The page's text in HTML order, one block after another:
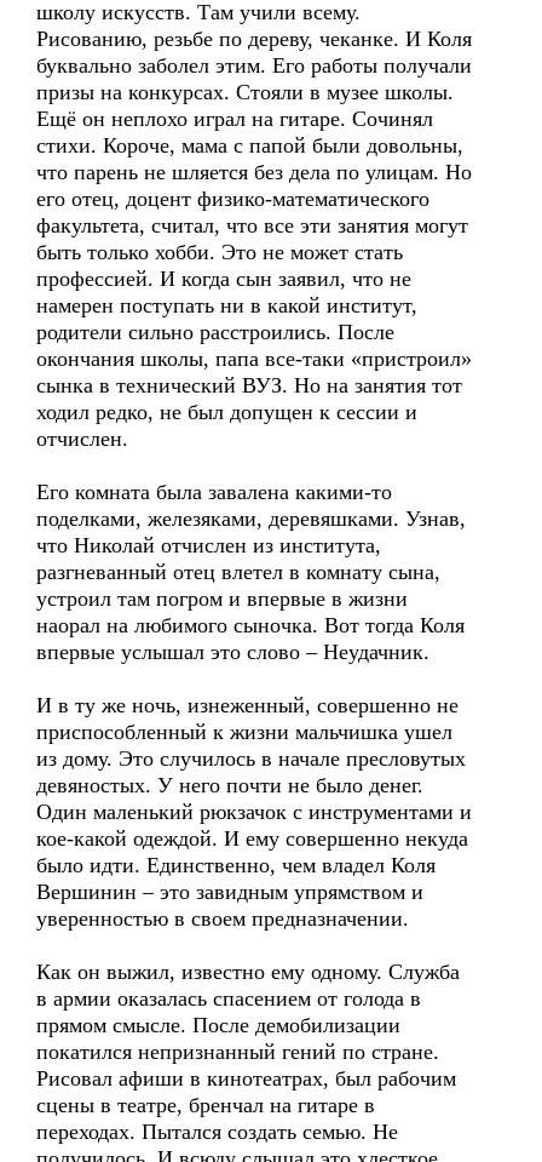
школу искусств. Там учили всему.
Рисованию, резьбе по дереву, чеканке. И Коля
буквально заболел этим. Его работы получали
призы на конкурсах. Стояли в музее школы.
Ещё он неплохо играл на гитаре. Сочинял
стихи. Короче, мама с папой были довольны,
что парень не шляется без дела по улицам. Но
его отец, доцент физико-математического
факультета, считал, что все эти занятия могут
быть только хобби. Это не может стать
профессией. И когда сын заявил, что не
намерен поступать ни в какой институт,
родители сильно расстроились. После
окончания школы, папа все-таки «пристроил»
сынка в технический ВУЗ. Но на занятия тот
ходил редко, не был допущен к сессии и
отчислен.
Его комната была завалена какими-то
поделками, железяками, деревяшками. Узнав,
что Николай отчислен из института,
разгневанный отец влетел в комнату сына,
устроил там погром и впервые в жизни
наорал на любимого сыночка. Вот тогда Коля
впервые услышал это слово – Неудачник.
И в ту же ночь, изнеженный, совершенно не
приспособленный к жизни мальчишка ушел
из дому. Это случилось в начале пресловутых
девяностых. У него почти не было денег.
Один маленький рюкзачок с инструментами и
кое-какой одеждой. И ему совершенно некуда
было идти. Единственно, чем владел Коля
Вершинин – это завидным упрямством и
уверенностью в своем предназначении.
Как он выжил, известно ему одному. Служба
в армии оказалась спасением от голода в
прямом смысле. После демобилизации
покатился непризнанный гений по стране.
Рисовал афиши в кинотеатрах, был рабочим
сцены в театре, бренчал на гитаре в
переходах. Пытался создать семью. Не